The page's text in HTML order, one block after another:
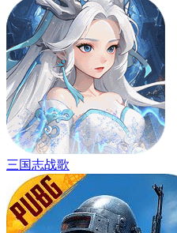
三国志战歌